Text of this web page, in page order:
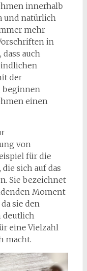
innerhalb
und natürlich
mehr
in
auch
der
einen
von
für die
sich auf das
Sie bezeichnet
Moment
sie den
deutlich
eine Vielzahl
macht.